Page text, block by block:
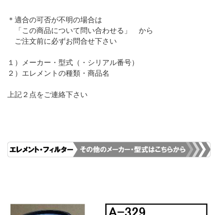
＊適合の可否が不明の場合は
「この商品について問い合わせる」 から
ご注文前に必ずお問合せ下さい
１）メーカー・型式（・シリアル番号）
２）エレメントの種類・商品名
上記２点をご連絡下さい